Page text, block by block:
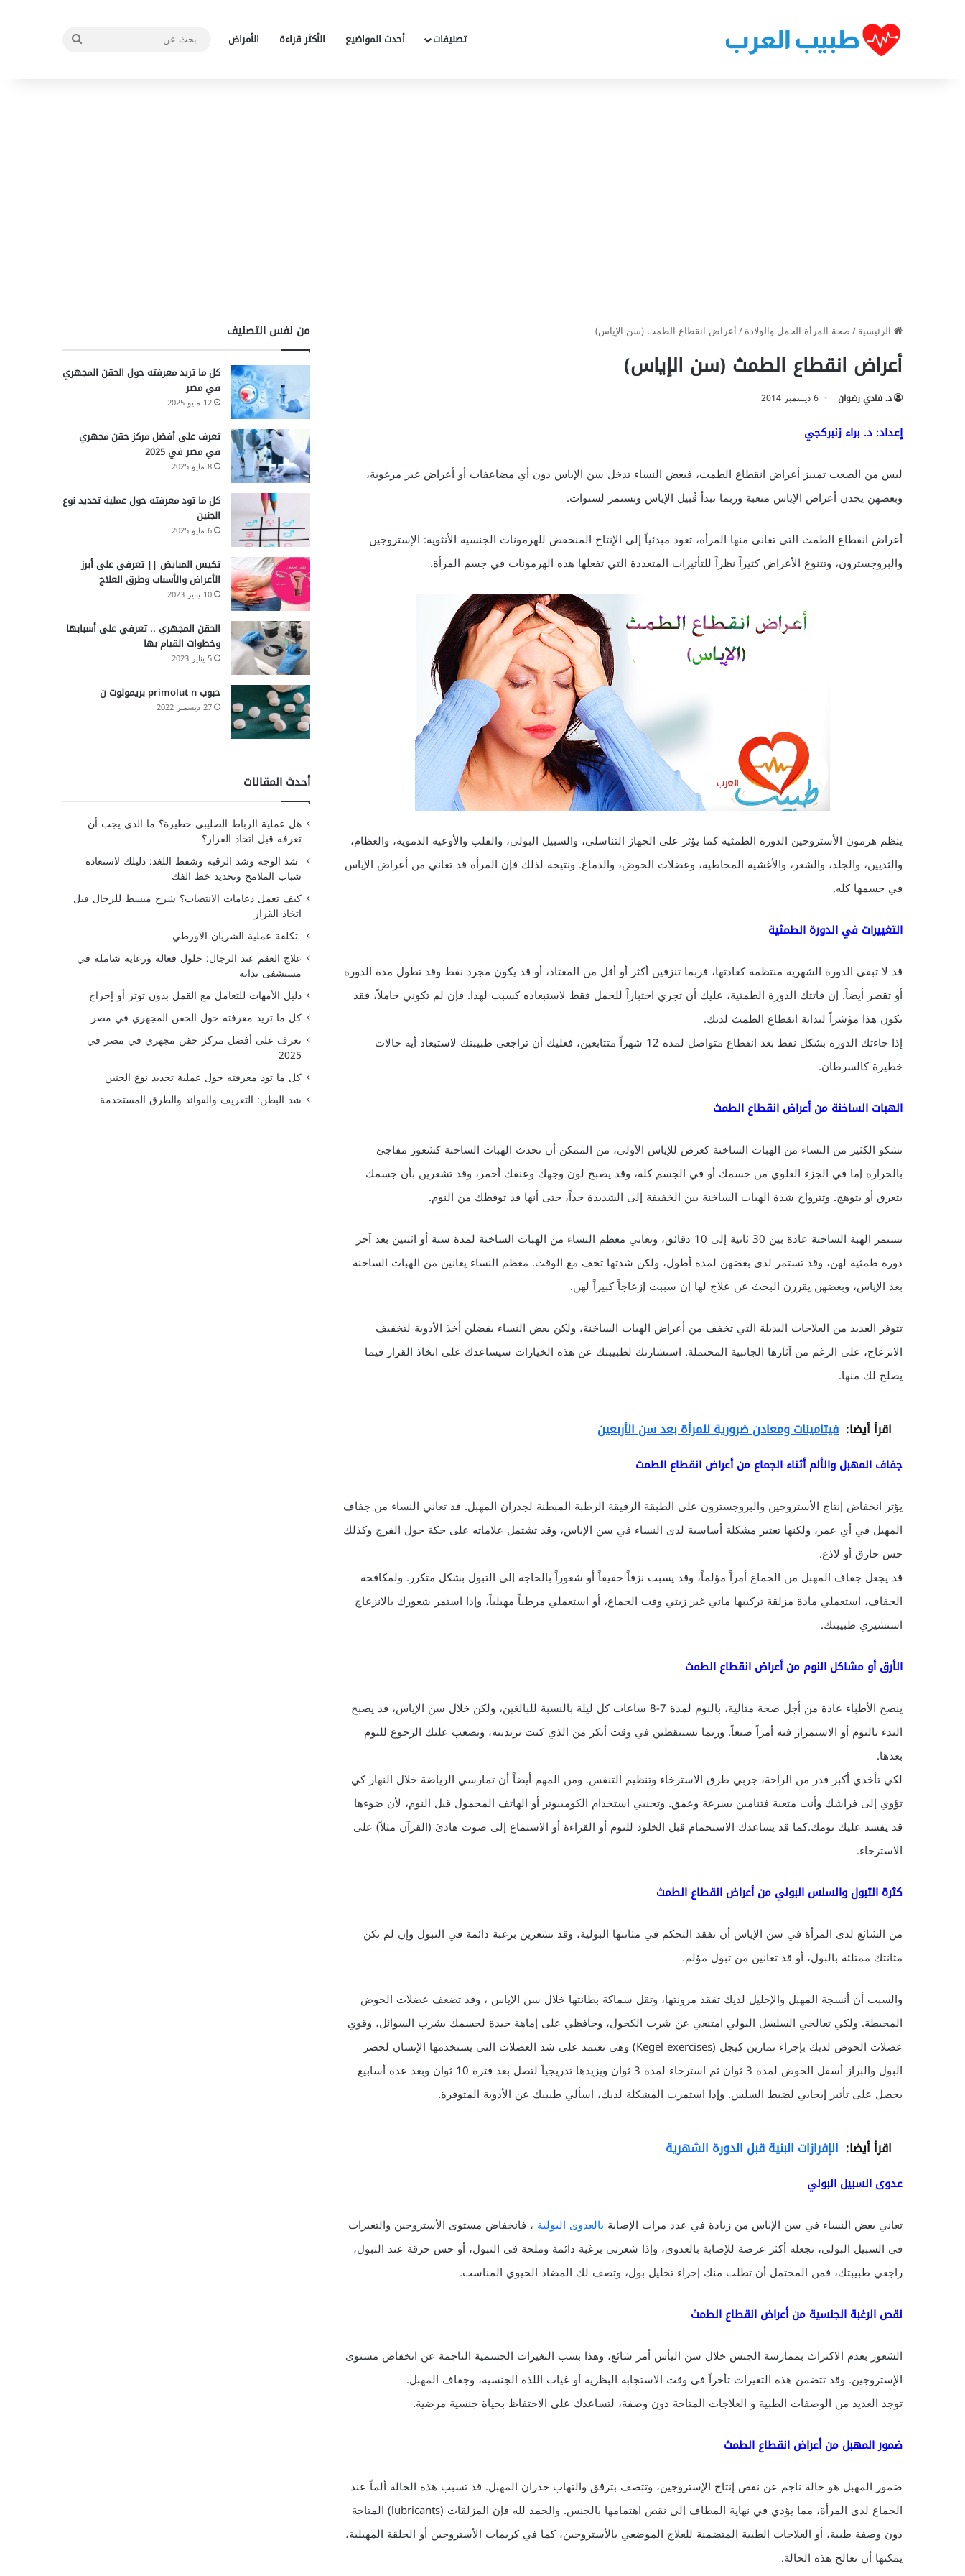
تصنيفات أحدث المواضيع الأكثر قراءة الأمراض
الرئيسية/صحة المرأة الحمل والولادة/أعراض انقطاع الطمث (سن الإياس)
أعراض انقطاع الطمث (سن الإياس)
د. فادي رضوان 6 ديسمبر 2014
إعداد: د. براء زنبركجي
ليس من الصعب تمييز أعراض انقطاع الطمث، فبعض النساء تدخل سن الإياس دون أي مضاعفات أو أعراض غير مرغوبة،
وبعضهن يجدن أعراض الإياس متعبة وربما تبدأ قُبيل الإياس وتستمر لسنوات.
أعراض انقطاع الطمث التي تعاني منها المرأة، تعود مبدئياً إلى الإنتاج المنخفض للهرمونات الجنسية الأنثوية: الإستروجين
والبروجسترون، وتتنوع الأعراض كثيراً نظراً للتأثيرات المتعددة التي تفعلها هذه الهرمونات في جسم المرأة.
ينظم هرمون الأستروجين الدورة الطمثية كما يؤثر على الجهاز التناسلي، والسبيل البولي، والقلب والأوعية الدموية، والعظام،
والثديين، والجلد، والشعر، والأغشية المخاطية، وعضلات الحوض، والدماغ. ونتيجة لذلك فإن المرأة قد تعاني من أعراض الإياس
في جسمها كله.
التغييرات في الدورة الطمثية
قد لا تبقى الدورة الشهرية منتظمة كعادتها، فربما تنزفين أكثر أو أقل من المعتاد، أو قد يكون مجرد نقط وقد تطول مدة الدورة
أو تقصر أيضاً. إن فاتتك الدورة الطمثية، عليك أن تجري اختباراً للحمل فقط لاستبعاده كسبب لهذا. فإن لم تكوني حاملاً، فقد
يكون هذا مؤشراً لبداية انقطاع الطمث لديك.
إذا جاءتك الدورة بشكل نقط بعد انقطاع متواصل لمدة 12 شهراً متتابعين، فعليك أن تراجعي طبيبتك لاستبعاد أية حالات
خطيرة كالسرطان.
الهبات الساخنة من أعراض انقطاع الطمث
تشكو الكثير من النساء من الهبات الساخنة كعرض للإياس الأولي، من الممكن أن تحدث الهبات الساخنة كشعور مفاجئ
بالحرارة إما في الجزء العلوي من جسمك أو في الجسم كله، وقد يصبح لون وجهك وعنقك أحمر، وقد تشعرين بأن جسمك
يتعرق أو يتوهج. وتترواح شدة الهبات الساخنة بين الخفيفة إلى الشديدة جداً، حتى أنها قد توقظك من النوم.
تستمر الهبة الساخنة عادة بين 30 ثانية إلى 10 دقائق، وتعاني معظم النساء من الهبات الساخنة لمدة سنة أو اثنتين بعد آخر
دورة طمثية لهن، وقد تستمر لدى بعضهن لمدة أطول، ولكن شدتها تخف مع الوقت. معظم النساء يعانين من الهبات الساخنة
بعد الإياس، وبعضهن يقررن البحث عن علاج لها إن سببت إزعاجاً كبيراً لهن.
تتوفر العديد من العلاجات البديلة التي تخفف من أعراض الهبات الساخنة، ولكن بعض النساء يفضلن أخذ الأدوية لتخفيف
الانزعاج، على الرغم من آثارها الجانبية المحتملة. استشارتك لطبيبتك عن هذه الخيارات سيساعدك على اتخاذ القرار فيما
يصلح لك منها.
اقرأ أيضا: فيتامينات ومعادن ضرورية للمرأة بعد سن الأربعين
جفاف المهبل والألم أثناء الجماع من أعراض انقطاع الطمث
يؤثر انخفاض إنتاج الأستروجين والبروجسترون على الطبقة الرقيقة الرطبة المبطنة لجدران المهبل. قد تعاني النساء من جفاف
المهبل في أي عمر، ولكنها تعتبر مشكلة أساسية لدى النساء في سن الإياس، وقد تشتمل علاماته على حكة حول الفرج وكذلك
حس حارق أو لاذع.
قد يجعل جفاف المهبل من الجماع أمراً مؤلماً، وقد يسبب نزفاً خفيفاً أو شعوراً بالحاجة إلى التبول بشكل متكرر. ولمكافحة
الجفاف، استعملي مادة مزلقة تركيبها مائي غير زيتي وقت الجماع، أو استعملي مرطباً مهبلياً، وإذا استمر شعورك بالانزعاج
استشيري طبيبتك.
الأرق أو مشاكل النوم من أعراض انقطاع الطمث
ينصح الأطباء عادة من أجل صحة مثالية، بالنوم لمدة 7-8 ساعات كل ليلة بالنسبة للبالغين، ولكن خلال سن الإياس، قد يصبح
البدء بالنوم أو الاستمرار فيه أمراً صبعاً. وربما تستيقظين في وقت أبكر من الذي كنت تريدينه، ويصعب عليك الرجوع للنوم
بعدها.
لكي تأخذي أكبر قدر من الراحة، جربي طرق الاسترخاء وتنظيم التنفس. ومن المهم أيضاً أن تمارسي الرياضة خلال النهار كي
تؤوي إلى فراشك وأنت متعبة فتنامين بسرعة وعمق. وتجنبي استخدام الكومبيوتر أو الهاتف المحمول قبل النوم، لأن ضوءها
قد يفسد عليك نومك.كما قد يساعدك الاستحمام قبل الخلود للنوم أو القراءة أو الاستماع إلى صوت هادئ (القرآن مثلاً) على
الاسترخاء.
كثرة التبول والسلس البولي من أعراض انقطاع الطمث
من الشائع لدى المرأة في سن الإياس أن تفقد التحكم في مثانتها البولية، وقد تشعرين برغبة دائمة في التبول وإن لم تكن
مثانتك ممتلئة بالبول، أو قد تعانين من تبول مؤلم.
والسبب أن أنسجة المهبل والإحليل لديك تفقد مرونتها، وتقل سماكة بطانتها خلال سن الإياس ، وقد تضعف عضلات الحوض
المحيطة. ولكي تعالجي السلسل البولي امتنعي عن شرب الكحول، وحافظي على إماهة جيدة لجسمك بشرب السوائل، وقوي
عضلات الحوض لديك بإجراء تمارين كيجل (Kegel exercises) وهي تعتمد على شد العضلات التي يستخدمها الإنسان لحصر
البول والبراز أسفل الحوض لمدة 3 ثوان ثم استرخاء لمدة 3 ثوان ويزيدها تدريجياً لتصل بعد فترة 10 ثوان وبعد عدة أسابيع
يحصل على تأثير إيجابي لضبط السلس. وإذا استمرت المشكلة لديك، اسألي طبيبك عن الأدوية المتوفرة.
اقرأ أيضا: الإفرازات البنية قبل الدورة الشهرية
عدوى السبيل البولي
تعاني بعض النساء في سن الإياس من زيادة في عدد مرات الإصابة بالعدوى البولية ، فانخفاض مستوى الأستروجين والتغيرات
في السبيل البولي، تجعله أكثر عرضة للإصابة بالعدوى، وإذا شعرتي برغبة دائمة وملحة في التبول، أو حس حرقة عند التبول،
راجعي طبيبتك، فمن المحتمل أن تطلب منك إجراء تحليل بول، وتصف لك المضاد الحيوي المناسب.
نقص الرغبة الجنسية من أعراض انقطاع الطمث
الشعور بعدم الاكتراث بممارسة الجنس خلال سن اليأس أمر شائع، وهذا بسب التغيرات الجسمية الناجمة عن انخفاض مستوى
الإستروجين. وقد تتضمن هذه التغيرات تأخراً في وقت الاستجابة البظرية أو غياب اللذة الجنسية، وجفاف المهبل.
توجد العديد من الوصفات الطبية و العلاجات المتاحة دون وصفة، لتساعدك على الاحتفاظ بحياة جنسية مرضية.
ضمور المهبل من أعراض انقطاع الطمث
ضمور المهبل هو حالة ناجم عن نقص إنتاج الإستروجين، وتتصف بترقق والتهاب جدران المهبل. قد تسبب هذه الحالة ألماً عند
الجماع لدى المرأة، مما يؤدي في نهاية المطاف إلى نقص اهتمامها بالجنس. والحمد لله فإن المزلقات (lubricants) المتاحة
دون وصفة طبية، أو العلاجات الطبية المتضمنة للعلاج الموضعي بالأستروجين، كما في كريمات الأستروجين أو الحلقة المهبلية،
يمكنها أن تعالج هذه الحالة.
من نفس التصنيف
كل ما تريد معرفته حول الحقن المجهري
في مصر
12 مايو 2025
تعرف على أفضل مركز حقن مجهري
في مصر في 2025
8 مايو 2025
كل ما تود معرفته حول عملية تحديد نوع
الجنين
6 مايو 2025
تكيس المبايض || تعرفي على أبرز
الأعراض والأسباب وطرق العلاج
10 يناير 2023
الحقن المجهري .. تعرفي على أسبابها
وخطوات القيام بها
5 يناير 2023
حبوب primolut n بريمولوت ن
27 ديسمبر 2022
أحدث المقالات
هل عملية الرباط الصليبي خطيرة؟ ما الذي يجب أن
تعرفه قبل اتخاذ القرار؟
شد الوجه وشد الرقبة وشفط اللغد: دليلك لاستعادة
شباب الملامح وتحديد خط الفك
كيف تعمل دعامات الانتصاب؟ شرح مبسط للرجال قبل
اتخاذ القرار
تكلفة عملية الشريان الاورطي
علاج العقم عند الرجال: حلول فعالة ورعاية شاملة في
مستشفى بداية
دليل الأمهات للتعامل مع القمل بدون توتر أو إحراج
كل ما تريد معرفته حول الحقن المجهري في مصر
تعرف على أفضل مركز حقن مجهري في مصر في
2025
كل ما تود معرفته حول عملية تحديد نوع الجنين
شد البطن: التعريف والفوائد والطرق المستخدمة